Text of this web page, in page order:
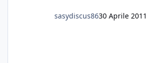
sasydiscus8630 Aprile 2011